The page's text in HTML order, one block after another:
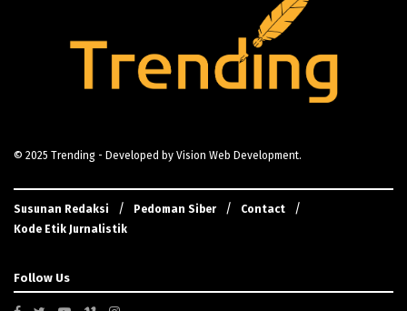
© 2025 Trending - Developed by Vision Web Development.
Susunan Redaksi Pedoman Siber
Contact
Kode Etik Jurnalistik
Follow Us